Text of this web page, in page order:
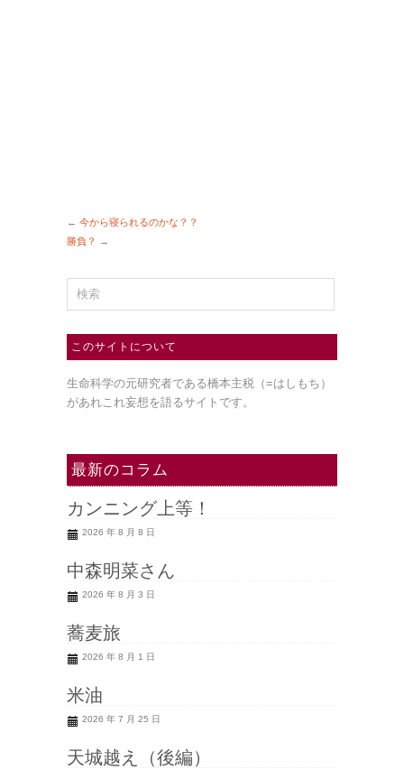
← 今から寝られるのかな？？
勝負？
→
このサイトについて
生命科学の元研究者である橋本主税（=はしもち）
があれこれ妄想を語るサイトです。
最新のコラム
カンニング上等！
2026 年 8 月 8 日
中森明菜さん
2026 年 8 月 3 日
蕎麦旅
2026 年 8 月 1 日
米油
2026 年 7 月 25 日
天城越え（後編）